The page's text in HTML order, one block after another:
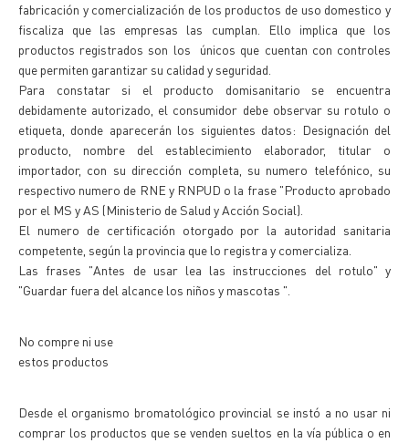
fabricación y comercialización de los productos de uso domestico y
fiscaliza que las empresas las cumplan. Ello implica que los
productos registrados son los únicos que cuentan con controles
que permiten garantizar su calidad y seguridad.
Para constatar si el producto domisanitario se encuentra
debidamente autorizado, el consumidor debe observar su rotulo o
etiqueta, donde aparecerán los siguientes datos: Designación del
producto, nombre del establecimiento elaborador, titular o
importador, con su dirección completa, su numero telefónico, su
respectivo numero de RNE y RNPUD o la frase "Producto aprobado
por el MS y AS (Ministerio de Salud y Acción Social).
El numero de certificación otorgado por la autoridad sanitaria
competente, según la provincia que lo registra y comercializa.
Las frases "Antes de usar lea las instrucciones del rotulo" y
"Guardar fuera del alcance los niños y mascotas ".
No compre ni use
estos productos
Desde el organismo bromatológico provincial se instó a no usar ni
comprar los productos que se venden sueltos en la vía pública o en